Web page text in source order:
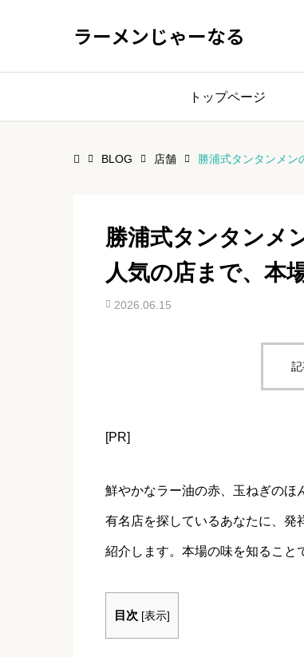
ラーメンじゃーなる
トップページ
BLOG 店舗 勝浦式タンタンメン
勝浦式タンタンメ
人気の店まで、本
2026.06.15
[PR]
鮮やかなラー油の赤、玉ねぎのほ
有名店を探しているあなたに、発
紹介します。本場の味を知ること
目次 [表示]